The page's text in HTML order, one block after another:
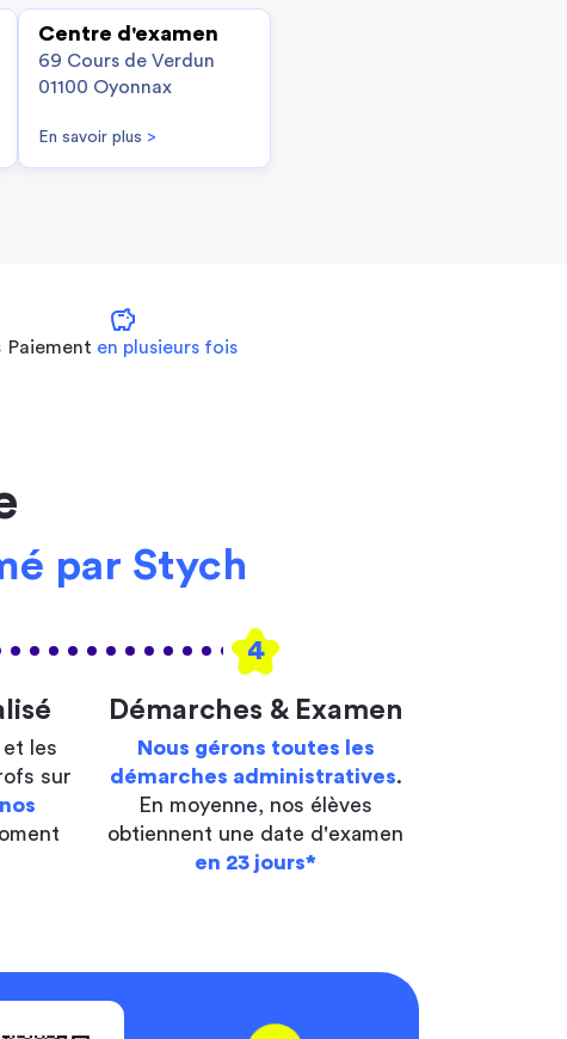
Centre d'examen
69 Cours de Verdun
01100 Oyonnax
En savoir plus >
savings
Paiement en plusieurs fois
par Stych
4
et les
sur
Démarches & Examen
Nous gérons toutes les
démarches administratives.
En moyenne, nos élèves
obtiennent une date d'examen
en 23 jours*